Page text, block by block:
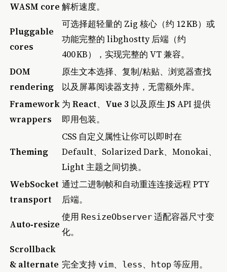
WASM core 解析速度。
Pluggable
cores
可选择超轻量的 Zig 核心（约 12 KB）或
功能完整的 libghostty 后端（约
400 KB），实现完整的 VT 兼容。
DOM
rendering
原生文本选择、复制/粘贴、浏览器查找
以及屏幕阅读器支持，无需额外库。
Framework
wrappers
为 React、 Vue 3 以及原生JS API 提供
即用包装。
Theming
CSS 自定义属性让你可以即时在
Default、Solarized Dark、Monokai、
Light 主题之间切换。
WebSocket
transport
通过二进制帧和自动重连连接远程 PTY
后端。
Auto‑resize
使用 ResizeObserver 适配容器尺寸变
化。
Scrollback
& alternate 完全支持 vim、 less、 htop 等应用。